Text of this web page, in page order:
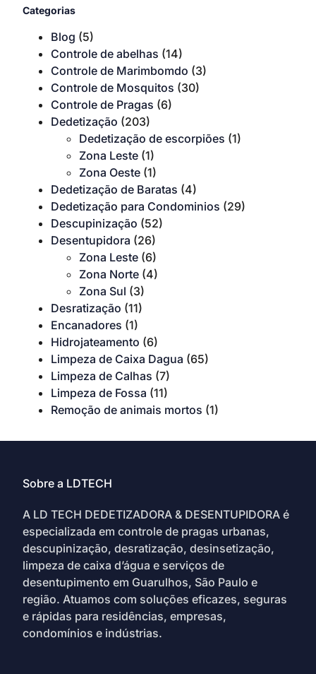
Categorias
Blog (5)
Controle de abelhas (14)
Controle de Marimbomdo (3)
Controle de Mosquitos (30)
Controle de Pragas (6)
Dedetização (203)
Dedetização de escorpiões (1)
Zona Leste (1)
Zona Oeste (1)
Dedetização de Baratas (4)
Dedetização para Condominios (29)
Descupinização (52)
Desentupidora (26)
Zona Leste (6)
Zona Norte (4)
Zona Sul (3)
Desratização (11)
Encanadores (1)
Hidrojateamento (6)
Limpeza de Caixa Dagua (65)
Limpeza de Calhas (7)
Limpeza de Fossa (11)
Remoção de animais mortos (1)
Sobre a LDTECH
A LD TECH DEDETIZADORA & DESENTUPIDORA é
especializada em controle de pragas urbanas,
descupinização, desratização, desinsetização,
limpeza de caixa d’água e serviços de
desentupimento em Guarulhos, São Paulo e
região. Atuamos com soluções eficazes, seguras
e rápidas para residências, empresas,
condomínios e indústrias.